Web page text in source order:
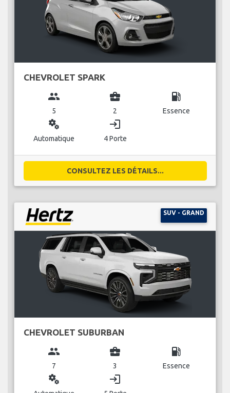
CHEVROLET SPARK
group
5
business_center
2
local_gas_station
Essence
miscellaneous_services
Automatique
login
4 Porte
CONSULTEZ LES DÉTAILS...
SUV - GRAND
CHEVROLET SUBURBAN
group
7
business_center
3
local_gas_station
Essence
miscellaneous_services login